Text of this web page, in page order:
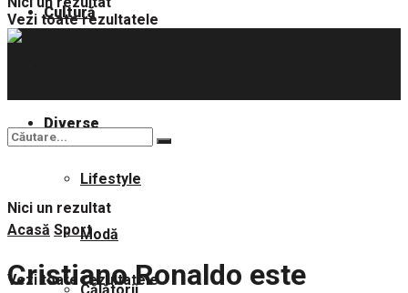
Cultură
Diverse
Lifestyle
Modă
Vezi toate rezultatele
Nici un rezultat
Vezi toate rezultatele
Acasă Sport
Cristiano Ronaldo este